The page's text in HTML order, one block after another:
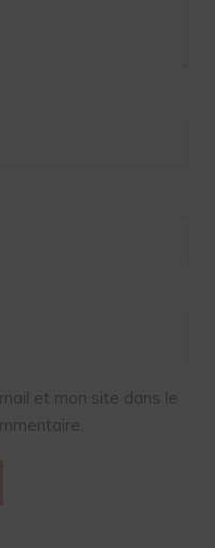
et mon site dans le